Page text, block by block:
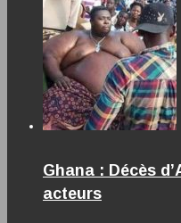
Ghana : Décès
acteurs